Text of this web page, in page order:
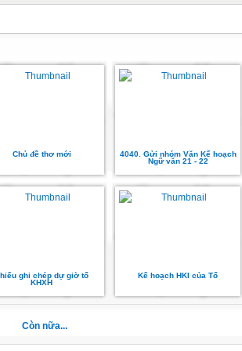
Chủ đề thơ mới
4040. Gửi nhóm Văn Kế hoạch
Ngữ văn 21 - 22
ghi chép dự giờ tổ
KHXH
Kế hoạch HKI của Tổ
Còn nữa...